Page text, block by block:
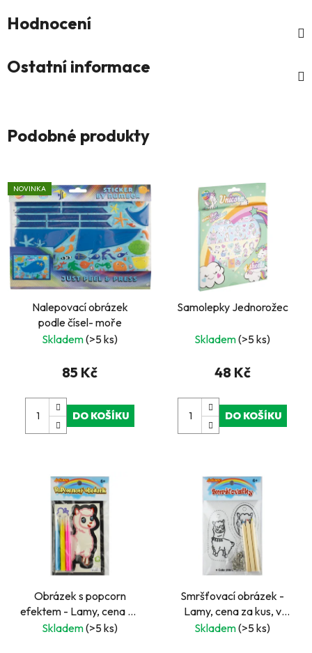
Hodnocení
Ostatní informace
Podobné produkty
NOVINKA
Nalepovací obrázek
podle čísel- moře
Skladem(>5 ks)
85 Kč
DO KOŠÍKU
Samolepky Jednorožec
Skladem(>5 ks)
48 Kč
DO KOŠÍKU
Obrázek s popcorn
efektem - Lamy, cena za
kus, v boxu 18 ks
Skladem(>5 ks)
Smršťovací obrázek -
Lamy, cena za kus, v
boxu 18 ks
Skladem(>5 ks)